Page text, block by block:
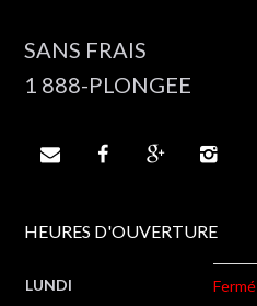
SANS FRAIS
1 888-PLONGEE
   
HEURES D'OUVERTURE
LUNDI Fermé